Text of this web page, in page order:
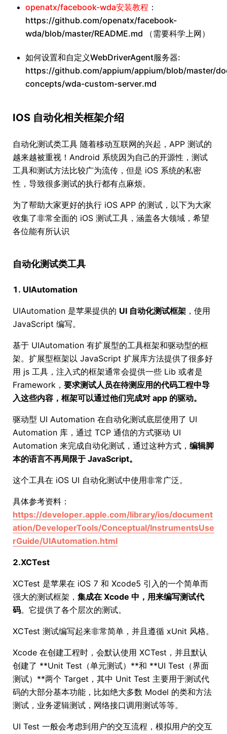
openatx/facebook-wda安装教程 ：
https://github.com/openatx/facebook-
wda/blob/master/README.md （需要科学上网）
如何设置和自定义WebDriverAgent服务器:
https://github.com/appium/appium/blob/master/
concepts/wda-custom-server.md
IOS 自动化相关框架介绍
自动化测试类工具 随着移动互联网的兴起，APP 测试的
越来越被重视！Android 系统因为自己的开源性，测试
工具和测试方法比较广为流传，但是 iOS 系统的私密
性，导致很多测试的执行都有点麻烦。
为了帮助大家更好的执行 iOS APP 的测试，以下为大家
收集了非常全面的 iOS 测试工具，涵盖各大领域，希望
各位能有所认识
自动化测试类工具
1. UIAutomation
UIAutomation 是苹果提供的 UI 自动化测试框架 ，使用
JavaScript 编写。
基于 UIAutomation 有扩展型的工具框架和驱动型的框
架。扩展型框架以 JavaScript 扩展库方法提供了很多好
用 js 工具，注入式的框架通常会提供一些 Lib 或者是
Framework， 要求测试人员在待测应用的代码工程中导
入这些内容，框架可以通过他们完成对 app 的驱动。
驱动型 UI Automation 在自动化测试底层使用了 UI
Automation 库，通过 TCP 通信的方式驱动 UI
Automation 来完成自动化测试，通过这种方式， 编辑脚
本的语言不再局限于 JavaScript。
这个工具在 iOS UI 自动化测试中使用非常广泛。
具体参考资料：
https://developer.apple.com/library/ios/document
ation/DeveloperTools/Conceptual/InstrumentsUse
rGuide/UIAutomation.html
2.XCTest
XCTest 是苹果在 iOS 7 和 Xcode5 引入的一个简单而
强大的测试框架， 集成在 Xcode 中，用来编写测试代
码。它提供了各个层次的测试。
XCTest 测试编写起来非常简单，并且遵循 xUnit 风格。
Xcode 在创建工程时，会默认使用 XCTest，并且默认
创建了 **Unit Test（单元测试）**和 **UI Test（界面
测试）**两个 Target，其中 Unit Test 主要用于测试代
码的大部分基本功能，比如绝大多数 Model 的类和方法
测试，业务逻辑测试，网络接口调用测试等等。
UI Test 一般会考虑到用户的交互流程，模拟用户的交互